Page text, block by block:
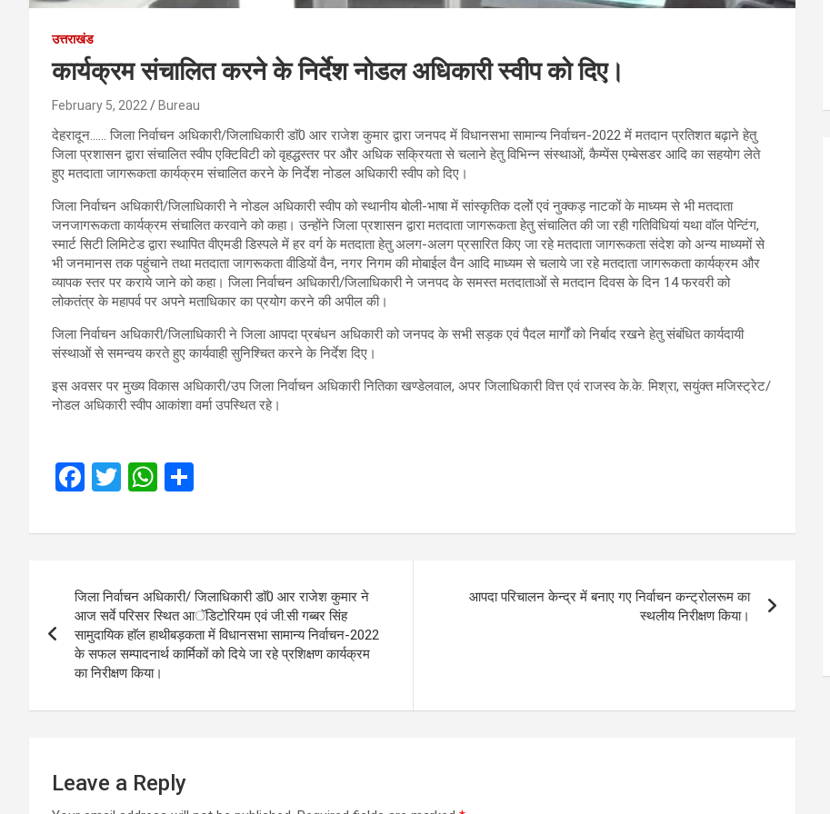
उत्तराखंड
कार्यक्रम संचालित करने के निर्देश नोडल अधिकारी स्वीप को दिए।
February 5, 2022 Bureau
देहरादून…… जिला निर्वाचन अधिकारी/जिलाधिकारी डाॅ0 आर राजेश कुमार द्वारा जनपद में विधानसभा सामान्य निर्वाचन-2022 में मतदान प्रतिशत बढ़ाने हेतु
जिला प्रशासन द्वारा संचालित स्वीप एक्टिविटी को वृहद्धस्तर पर और अधिक सक्रियता से चलाने हेतु विभिन्न संस्थाओं, कैम्पेंस एम्बेसडर आदि का सहयोग लेते
हुए मतदाता जागरूकता कार्यक्रम संचालित करने के निर्देश नोडल अधिकारी स्वीप को दिए।
जिला निर्वाचन अधिकारी/जिलाधिकारी ने नोडल अधिकारी स्वीप को स्थानीय बोली-भाषा में सांस्कृतिक दलोें एवं नुक्कड़ नाटकों के माध्यम से भी मतदाता
जनजागरूकता कार्यक्रम संचालित करवाने को कहा। उन्होंने जिला प्रशासन द्वारा मतदाता जागरूकता हेतु संचालित की जा रही गतिविधियां यथा वाॅल पेन्टिंग,
स्मार्ट सिटी लिमिटेड द्वारा स्थापित वीएमडी डिस्पले में हर वर्ग के मतदाता हेतु अलग-अलग प्रसारित किए जा रहे मतदाता जागरूकता संदेश को अन्य माध्यमों से
भी जनमानस तक पहुंचाने तथा मतदाता जागरूकता वीडियों वैन, नगर निगम की मोबाईल वैन आदि माध्यम से चलाये जा रहे मतदाता जागरूकता कार्यक्रम और
व्यापक स्तर पर कराये जाने को कहा। जिला निर्वाचन अधिकारी/जिलाधिकारी ने जनपद के समस्त मतदाताओं से मतदान दिवस के दिन 14 फरवरी को
लोकतंत्र के महापर्व पर अपने मताधिकार का प्रयोग करने की अपील की।
जिला निर्वाचन अधिकारी/जिलाधिकारी ने जिला आपदा प्रबंधन अधिकारी को जनपद के सभी सड़क एवं पैदल मार्गों को निर्बाद रखने हेतु संबंधित कार्यदायी
संस्थाओं से समन्वय करते हुए कार्यवाही सुनिश्चित करने के निर्देश दिए।
इस अवसर पर मुख्य विकास अधिकारी/उप जिला निर्वाचन अधिकारी नितिका खण्डेलवाल, अपर जिलाधिकारी वित्त एवं राजस्व के.के. मिश्रा, सयुंक्त मजिस्ट्रेट/
नोडल अधिकारी स्वीप आकांशा वर्मा उपस्थित रहे।
F
ce
o
o
k
T
tt
W
at
A
p
p
ar
navigation
जिला निर्वाचन अधिकारी/ जिलाधिकारी डाॅ0 आर राजेश कुमार ने
आज सर्वे परिसर स्थित आॅडिटोरियम एवं जी.सी गब्बर सिंह
सामुदायिक हाॅल हाथीबड़कता में विधानसभा सामान्य निर्वाचन-2022
के सफल सम्पादनार्थ कार्मिकों को दिये जा रहे प्रशिक्षण कार्यक्रम
का निरीक्षण किया।
आपदा परिचालन केन्द्र में बनाए गए निर्वाचन कन्ट्रोलरूम का
स्थलीय निरीक्षण किया।
Leave a Reply